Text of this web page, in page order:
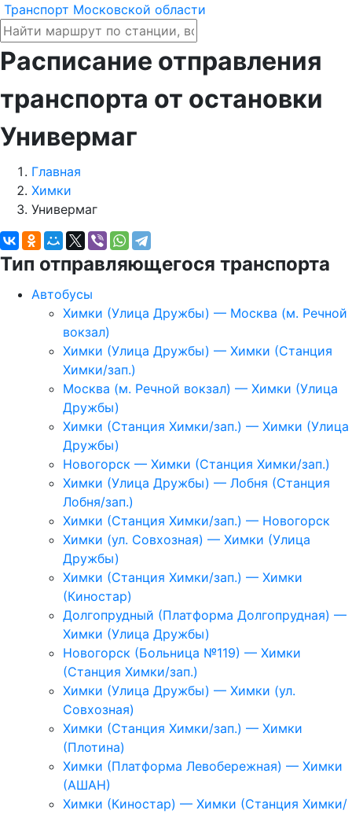
Транспорт Московской области
Расписание отправления
транспорта от остановки
Универмаг
Главная
Химки
Универмаг
Тип отправляющегося транспорта
Автобусы
Химки (Улица Дружбы) — Москва (м. Речной
вокзал)
Химки (Улица Дружбы) — Химки (Станция
Химки/зап.)
Москва (м. Речной вокзал) — Химки (Улица
Дружбы)
Химки (Станция Химки/зап.) — Химки (Улица
Дружбы)
Новогорск — Химки (Станция Химки/зап.)
Химки (Улица Дружбы) — Лобня (Станция
Лобня/зап.)
Химки (Станция Химки/зап.) — Новогорск
Химки (ул. Совхозная) — Химки (Улица
Дружбы)
Химки (Станция Химки/зап.) — Химки
(Киностар)
Долгопрудный (Платформа Долгопрудная) —
Химки (Улица Дружбы)
Новогорск (Больница №119) — Химки
(Станция Химки/зап.)
Химки (Улица Дружбы) — Химки (ул.
Совхозная)
Химки (Станция Химки/зап.) — Химки
(Плотина)
Химки (Платформа Левобережная) — Химки
(АШАН)
Химки (Киностар) — Химки (Станция Химки/